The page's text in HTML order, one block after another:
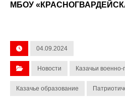
МБОУ
04.09.2024
Новости Казачьи
Казачье образование